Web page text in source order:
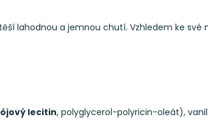
lahodnou a jemnou chutí. Vzhledem ke
lecitin, polyglycerol-polyricin-oleát),